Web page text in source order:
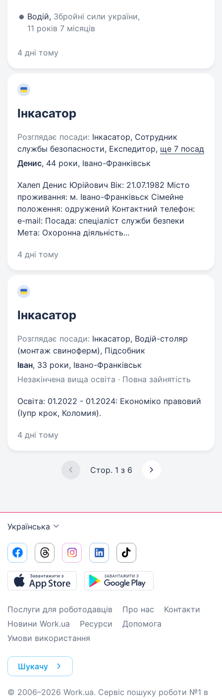
Водій, Збройні сили україни,
11 років 7 місяців
4 дні тому
Інкасатор
Розглядає посади: Інкасатор, Сотрудник
службы безопасности, Експедитор, ще 7 посад
Денис, 44 роки, Івано-Франківськ
Халеп Денис Юрійович Вік: 21.07.1982 Місто
проживання: м. Івано-Франківьск Сімейне
положення: одружений Контактний телефон:
e-mail: Посада: спеціаліст служби безпеки
Мета: Охоронна діяльність...
4 дні тому
Інкасатор
Розглядає посади: Інкасатор, Водій-столяр
(монтаж свиноферм), Підсобник
Іван, 33 роки, Івано-Франківськ
Незакінчена вища освіта · Повна зайнятість
Освіта: 01.2022 - 01.2024: Економіко правовий
(Іупр крок, Коломия).
4 дні тому
Стор. 1 з 6
Українська
Послуги для роботодавців Про нас
Контакти
Новини Work.ua
Ресурси
Допомога
Умови використання
Шукачу
© 2006–2026 Work.ua. Сервіс пошуку роботи №1 в